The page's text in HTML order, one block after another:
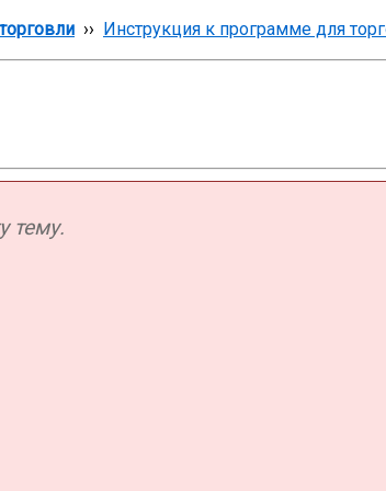
›› Инструкция к программе для
тему.